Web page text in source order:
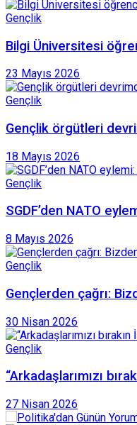
Gençlik
Bilgi Üniversitesi
23 Mayıs 2026
Gençlik
Gençlik örgütleri
18 Mayıs 2026
Gençlik
SGDF’den NATO
8 Mayıs 2026
Gençlik
Gençlerden çağrı:
30 Nisan 2026
Gençlik
“Arkadaşlarımızı
27 Nisan 2026